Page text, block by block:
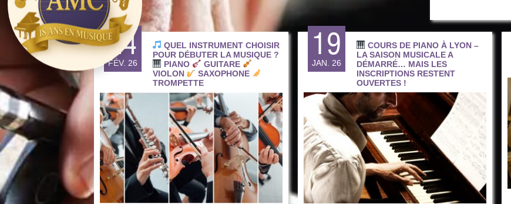
24
FÉV. 26
QUEL INSTRUMENT CHOISIR
POUR DÉBUTER LA MUSIQUE ?
PIANO
GUITARE
VIOLON
SAXOPHONE
TROMPETTE
19
JAN. 26
COURS DE PIANO À LYON –
LA SAISON MUSICALE A
DÉMARRÉ… MAIS LES
INSCRIPTIONS RESTENT
OUVERTES !